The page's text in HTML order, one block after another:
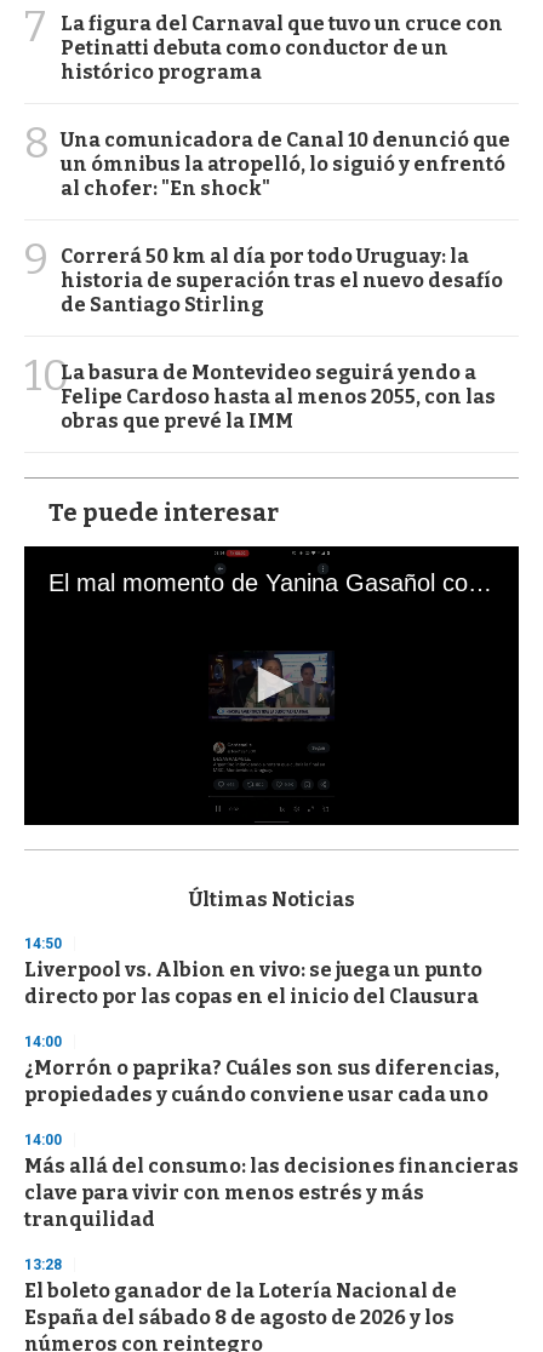
7
La figura del Carnaval que tuvo un cruce con
Petinatti debuta como conductor de un
histórico programa
8 Una comunicadora de Canal 10 denunció que
un ómnibus la atropelló, lo siguió y enfrentó
al chofer: "En shock"
9
Correrá 50 km al día por todo Uruguay: la
historia de superación tras el nuevo desafío
de Santiago Stirling
10La basura de Montevideo seguirá yendo a
Felipe Cardoso hasta al menos 2055, con las
obras que prevé la IMM
Te puede interesar
El mal momento de Yanina Gasañol con un hincha argentino en "Subrayado"
s
d
s
o
f
3
s
e
c
n
d
Últimas Noticias
14:50
Liverpool vs. Albion en vivo: se juega un punto
directo por las copas en el inicio del Clausura
14:00
¿Morrón o paprika? Cuáles son sus diferencias,
propiedades y cuándo conviene usar cada uno
14:00
Más allá del consumo: las decisiones financieras
clave para vivir con menos estrés y más
tranquilidad
13:28
El boleto ganador de la Lotería Nacional de
España del sábado 8 de agosto de 2026 y los
números con reintegro